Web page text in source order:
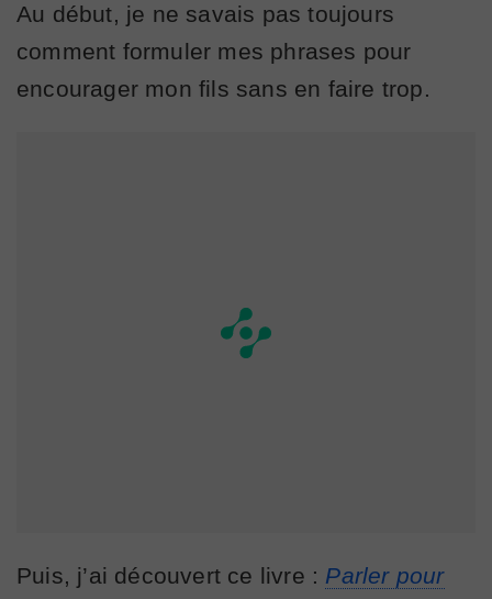
Au début, je ne savais pas toujours
comment formuler mes phrases pour
encourager mon fils sans en faire trop.
Puis, j’ai découvert ce livre : Parler pour